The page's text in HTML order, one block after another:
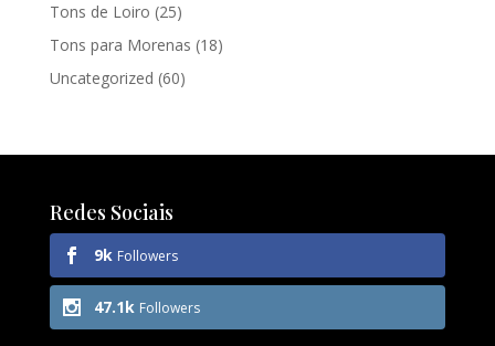
Tons de Loiro (25)
Tons para Morenas (18)
Uncategorized (60)
Redes Sociais
9k Followers
47.1k Followers